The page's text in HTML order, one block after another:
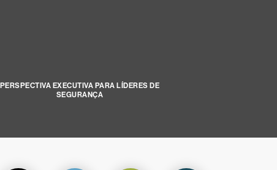
PERSPECTIVA EXECUTIVA PARA LÍDERES DE
SEGURANÇA